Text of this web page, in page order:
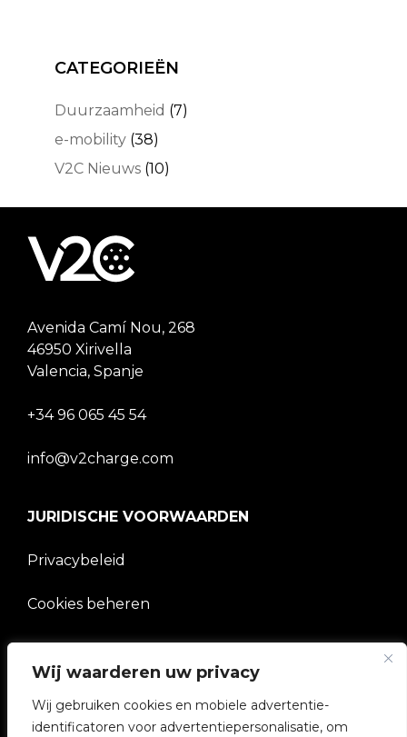
Wij waarderen uw privacy
Wij gebruiken cookies en mobiele advertentie-
identificatoren voor advertentiepersonalisatie, om
CATEGORIEËN
Duurzaamheid (7)
e-mobility (38)
V2C Nieuws (10)
Avenida Camí Nou, 268
46950 Xirivella
Valencia, Spanje
+34 96 065 45 54
info@v2charge.com
JURIDISCHE VOORWAARDEN
Privacybeleid
Cookies beheren
BEDRIJF
V2C Gemeenschap